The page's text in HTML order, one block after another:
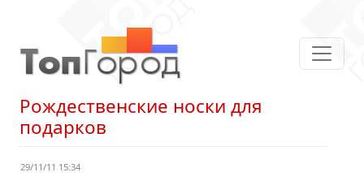
Рождественские носки для
подарков
29/11/11 15:34